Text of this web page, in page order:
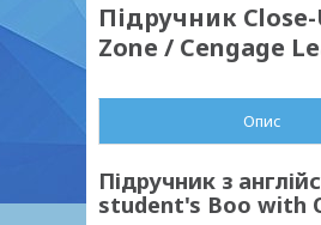
Підручник
Zone / Cengage
Опис
Підручник з
student's Boo with